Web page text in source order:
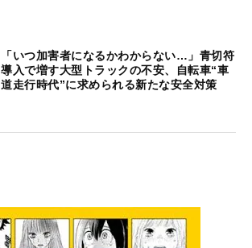
「いつ加害者になるかわからない…」青切符
導入で増す大型トラックの不安、自転車“車
道走行時代”に求められる新たな安全対策